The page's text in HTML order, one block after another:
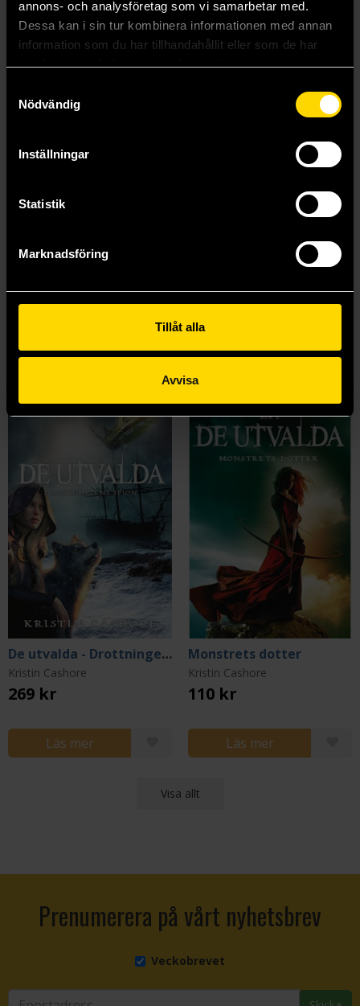
annons- och analysföretag som vi samarbetar med.
Dessa kan i sin tur kombinera informationen med annan
information som du har tillhandahållit eller som de har
samlat in när du har använt deras tjänster.
Nödvändig
Inställningar
Statistik
Marknadsföring
Tillåt alla
Avvisa
Bitterblue
Visa alla delar och format
Mer från Kristin Cashore
De utvalda - Drottningens spion
Kristin Cashore
269 kr
Läs mer
Monstrets dotter
Kristin Cashore
110 kr
Läs mer
Visa allt
Prenumerera på vårt nyhetsbrev
Veckobrevet